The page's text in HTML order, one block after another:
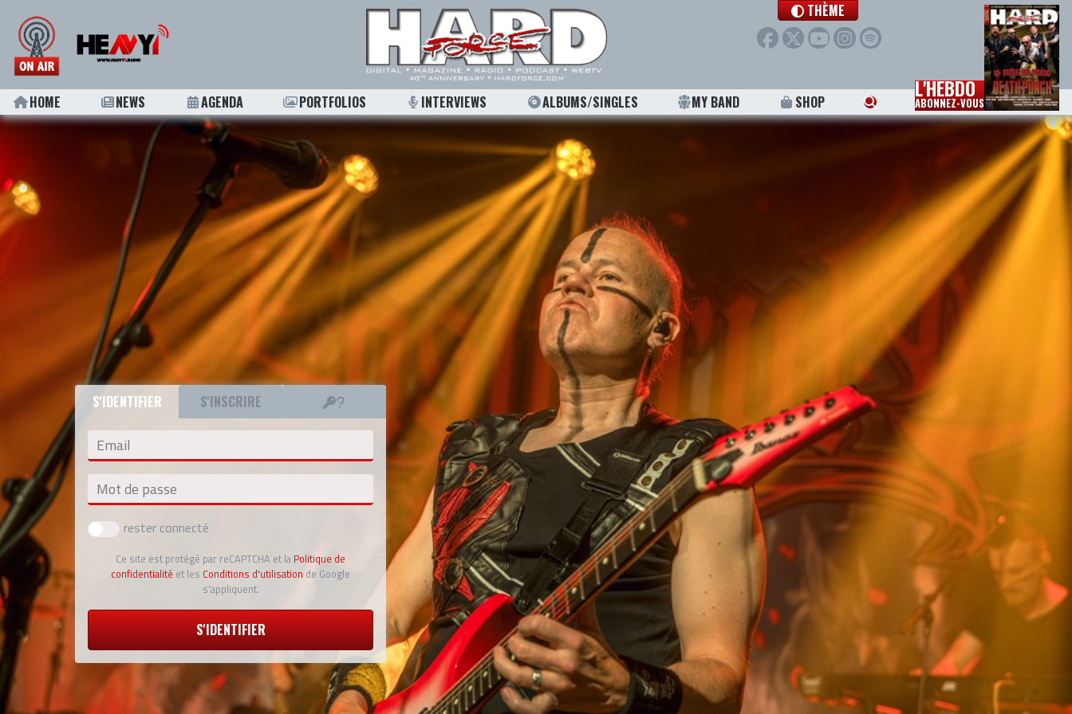
THÈME
HOME NEWS AGENDA PORTFOLIOS INTERVIEWS ALBUMS/SINGLES MY BAND SHOP L'HEBDO
ABONNEZ-VOUS
S'IDENTIFIER S'INSCRIRE
Email
Mot de passe
rester connecté
Ce site est protégé par reCAPTCHA et la Politique de
confidentialité et les Conditions d'utilisation de Google
s'appliquent.
S'IDENTIFIER